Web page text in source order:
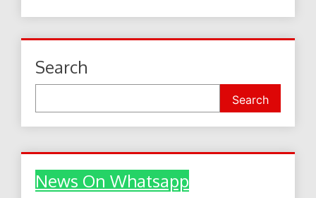
Search
Search
News On Whatsapp